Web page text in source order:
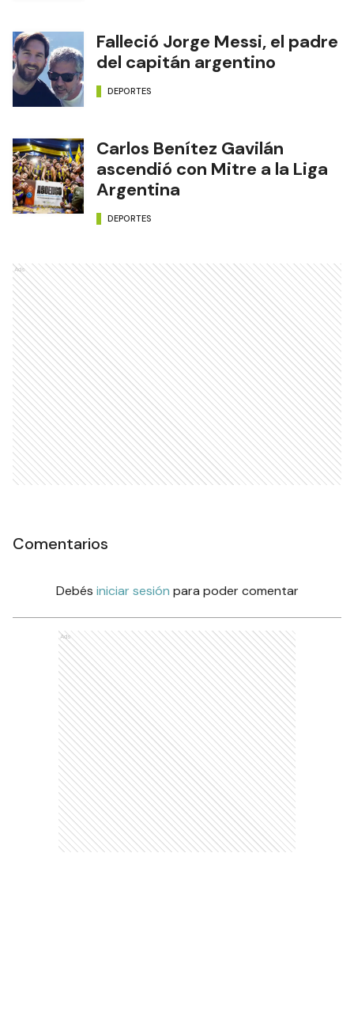
Falleció Jorge Messi, el padre
del capitán argentino
DEPORTES
Carlos Benítez Gavilán
ascendió con Mitre a la Liga
Argentina
DEPORTES
Ads
Comentarios
Debés iniciar sesión para poder comentar
Ads